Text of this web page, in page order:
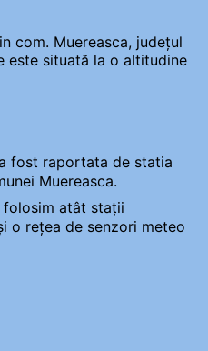
com. Muereasca, județul
este situată la o altitudine
fost raportata de statia
Muereasca.
folosim atât stații
o rețea de senzori meteo